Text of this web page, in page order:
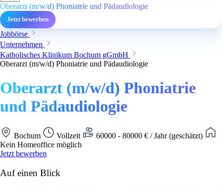
Oberarzt (m/w/d) Phoniatrie und Pädaudiologie
Jetzt bewerben
Jobbörse
Unternehmen
Katholisches Klinikum Bochum gGmbH
Oberarzt (m/w/d) Phoniatrie und Pädaudiologie
Oberarzt (m/w/d) Phoniatrie
und Pädaudiologie
Bochum Vollzeit
60000 - 80000 € / Jahr (geschätzt)
Kein Homeoffice möglich
Jetzt bewerben
Auf einen Blick